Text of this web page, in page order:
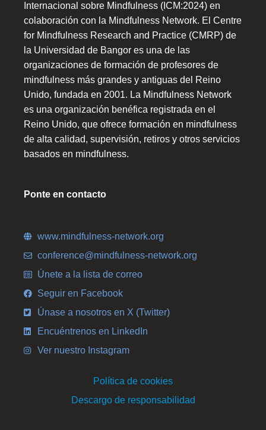
Internacional sobre Mindfulness (ICM:2024) en
colaboración con la Mindfulness Network. El Centre
for Mindfulness Research and Practice (CMRP) de
la Universidad de Bangor es una de las
organizaciones de formación de profesores de
mindfulness más grandes y antiguas del Reino
Unido, fundada en 2001. La Mindfulness Network
es una organización benéfica registrada en el
Reino Unido, que ofrece formación en mindfulness
de alta calidad, supervisión, retiros y otros servicios
basados en mindfulness.
Ponte en contacto
www.mindfulness-network.org
conference@mindfulness-network.org
Únete a la lista de correo
Seguir en Facebook
Únase a nosotros en X (Twitter)
Encuéntrenos en LinkedIn
Ver nuestro Instagram
Política de cookies
Descargo de responsabilidad